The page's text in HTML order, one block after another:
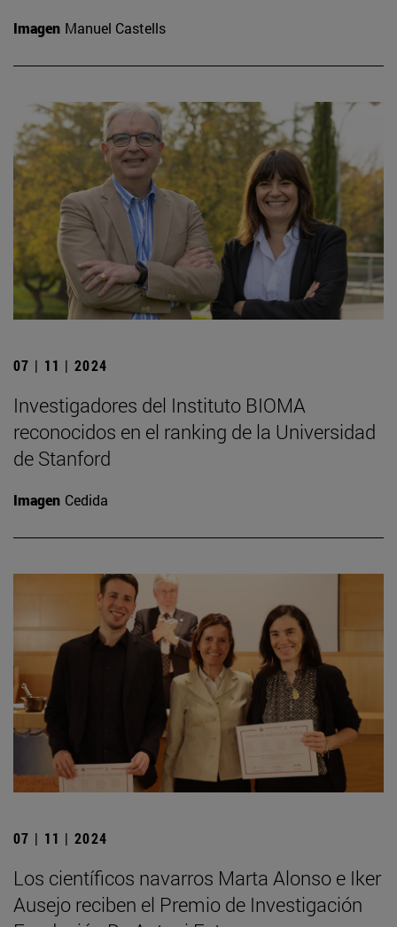
Imagen Manuel Castells
07 | 11 | 2024
Investigadores del Instituto BIOMA
reconocidos en el ranking de la Universidad
de Stanford
Imagen Cedida
07 | 11 | 2024
Los científicos navarros Marta Alonso e Iker
Ausejo reciben el Premio de Investigación